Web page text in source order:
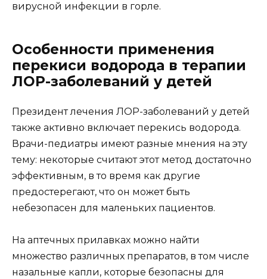
вирусной инфекции в горле.
Особенности применения
перекиси водорода в терапии
ЛОР-заболеваний у детей
Президент лечения ЛОР-заболеваний у детей
также активно включает перекись водорода.
Врачи-педиатры имеют разные мнения на эту
тему: некоторые считают этот метод достаточно
эффективным, в то время как другие
предостерегают, что он может быть
небезопасен для маленьких пациентов.
На аптечных прилавках можно найти
множество различных препаратов, в том числе
назальные капли, которые безопасны для